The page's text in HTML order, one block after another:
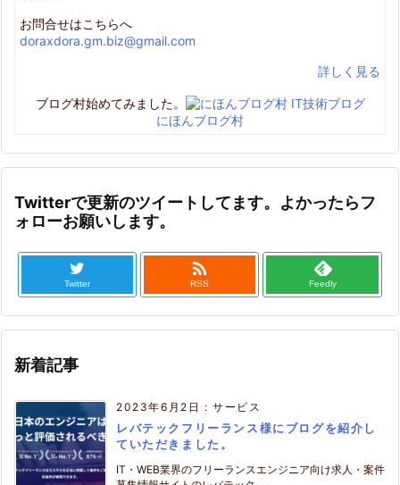
お問合せはこちらへ
doraxdora.gm.biz@gmail.com
詳しく見る
ブログ村始めてみました。
にほんブログ村
Twitterで更新のツイートしてます。よかったらフ
ォローお願いします。
Twitter

RSS Feedly
新着記事
2023年6月2日 :サービス
レバテックフリーランス様にブログを紹介し
ていただきました。
IT・WEB業界のフリーランスエンジニア向け求人・案件